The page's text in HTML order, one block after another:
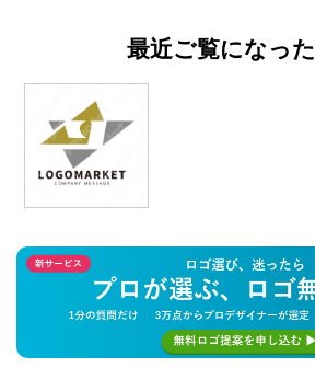
最近ご覧になっ